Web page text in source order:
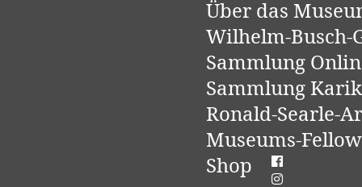
Über das
Wilhelm-Busch-
Sammlung
Sammlung
Ronald-Searle-
Museums-
Shop